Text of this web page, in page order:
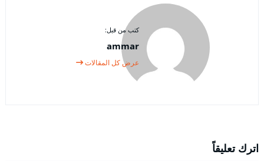
كتب من قبل:
ammar
عرض كل المقالات
اترك تعليقاً